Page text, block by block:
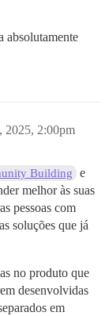
absolutamente
2025, 2:00pm
Building
e
melhor às suas
pessoas com
soluções que já
no produto que
desenvolvidas
em